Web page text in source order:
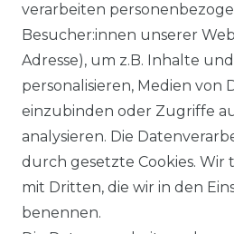
BEZAHLUNG
LEXIKON
KLIMA- UND
UNTERNEHMEN
verarbeiten
Besucher:innen unserer
Adresse), um z.B. Inhalte
personalisieren, Medien von
einzubinden oder Zugriffe
analysieren. Die
durch gesetzte Cookies. Wir
mit Dritten, die wir in den
benennen.